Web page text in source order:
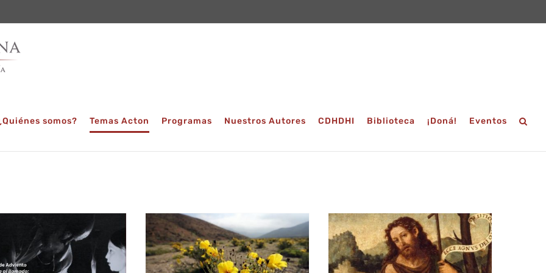
somos? Temas Acton Programas Nuestros Autores CDHDHI Biblioteca ¡Doná! Eventos